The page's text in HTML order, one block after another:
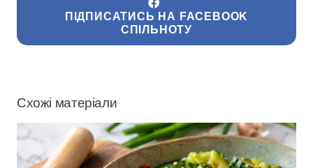
ПІДПИСАТИСЬ НА FACEBOOK
СПІЛЬНОТУ
Схожі матеріали